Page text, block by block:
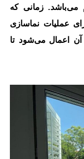
می‌باشد. زمانی که
عملیات نماسازی
آن اعمال می‌شود تا